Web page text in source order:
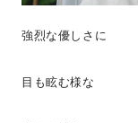
強烈な優しさに
目も眩む様な